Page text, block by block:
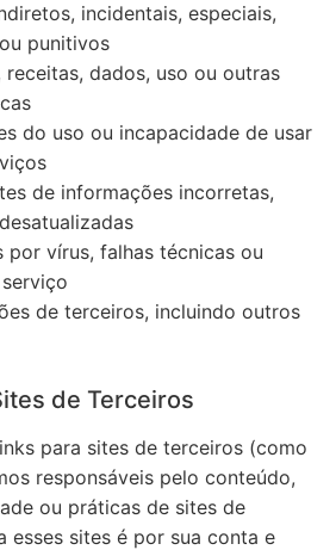
incidentais, especiais,
punitivos
receitas, dados, uso ou outras
do uso ou incapacidade de usar
de informações incorretas,
por vírus, falhas técnicas ou
de terceiros, incluindo outros
de Terceiros
para sites de terceiros (como
responsáveis pelo conteúdo,
ou práticas de sites de
esses sites é por sua conta e